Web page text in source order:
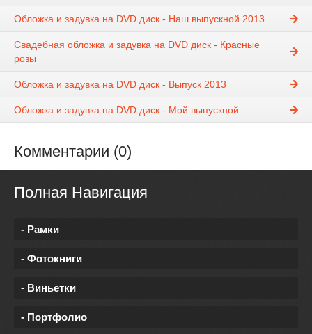
Обложка и задувка на DVD диск - Наш выпускной 2013
Свадебная обложка и задувка на DVD диск - Красные
розы
Обложка и задувка на DVD диск - Выпуск 2013
Обложка и задувка на DVD диск - Мой выпускной
Комментарии (0)
Полная Навигация
- Рамки
- Фотокниги
- Виньетки
- Портфолио